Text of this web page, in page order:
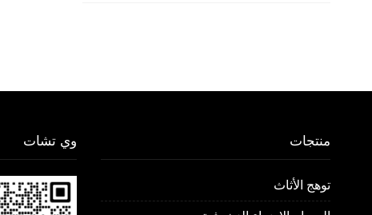
منتجات
توهج الأثاث
وي تشات